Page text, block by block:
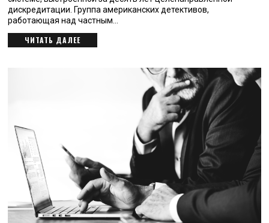
дискредитации. Группа американских детективов,
работающая над частным…
ЧИТАТЬ ДАЛЕЕ